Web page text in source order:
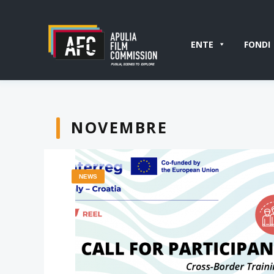
ENTE FONDI
NOVEMBRE
NEWS